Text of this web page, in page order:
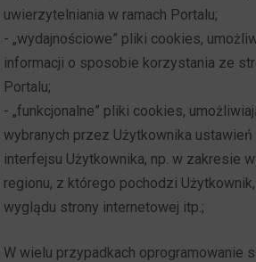
uwierzytelniania w ramach Portalu;
- „wydajnościowe” pliki cookies,
informacji o sposobie korzystania ze
Portalu;
- „funkcjonalne” pliki cookies,
wybranych przez Użytkownika
interfejsu Użytkownika, np. w zakresie
regionu, z którego pochodzi
wyglądu strony internetowej itp.;
W wielu przypadkach oprogramowanie